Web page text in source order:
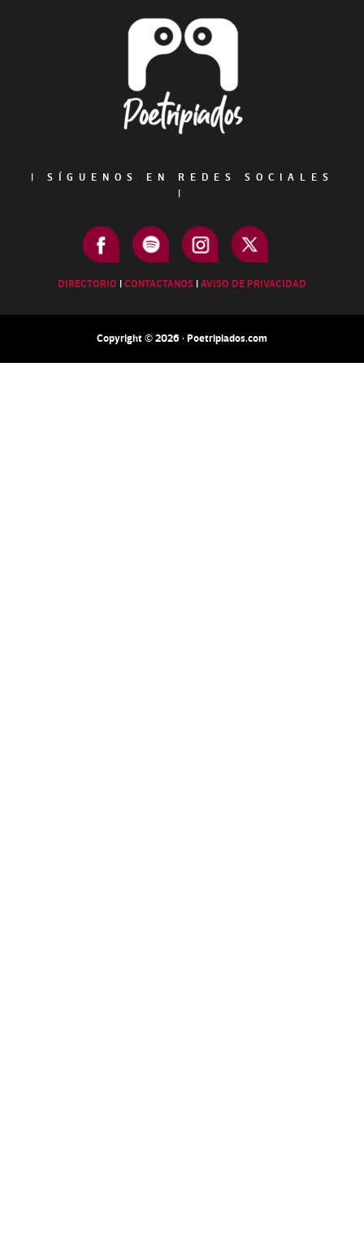
|
SÍGUENOS EN REDES SOCIALES
|
DIRECTORIO |CONTACTANOS |AVISO DE PRIVACIDAD
Copyright © 2026 · Poetripiados.com